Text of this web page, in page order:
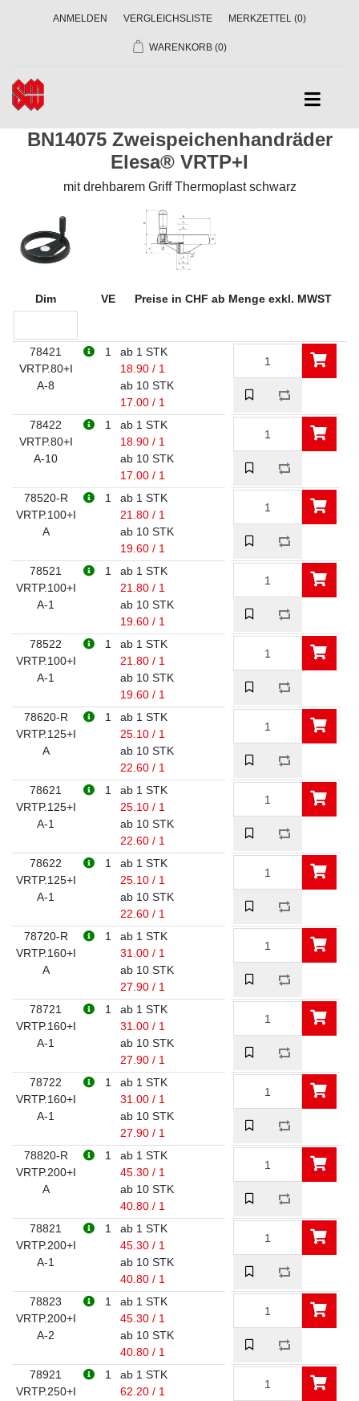
ANMELDEN VERGLEICHSLISTE MERKZETTEL (0)
WARENKORB (0)
BN14075 Zweispeichenhandräder
Elesa® VRTP+I
mit drehbarem Griff Thermoplast schwarz
Dim VE Preise in CHF ab Menge exkl. MWST
78421
VRTP.80+I
A-8
1
ab 1 STK
18.90 / 1
ab 10 STK
17.00 / 1
78422
VRTP.80+I
A-10
1
ab 1 STK
18.90 / 1
ab 10 STK
17.00 / 1
78520-R
VRTP.100+I
A
1
ab 1 STK
21.80 / 1
ab 10 STK
19.60 / 1
78521
VRTP.100+I
A-1
1
ab 1 STK
21.80 / 1
ab 10 STK
19.60 / 1
78522
VRTP.100+I
A-1
1
ab 1 STK
21.80 / 1
ab 10 STK
19.60 / 1
78620-R
VRTP.125+I
A
1
ab 1 STK
25.10 / 1
ab 10 STK
22.60 / 1
78621
VRTP.125+I
A-1
1
ab 1 STK
25.10 / 1
ab 10 STK
22.60 / 1
78622
VRTP.125+I
A-1
1
ab 1 STK
25.10 / 1
ab 10 STK
22.60 / 1
78720-R
VRTP.160+I
A
1
ab 1 STK
31.00 / 1
ab 10 STK
27.90 / 1
78721
VRTP.160+I
A-1
1
ab 1 STK
31.00 / 1
ab 10 STK
27.90 / 1
78722
VRTP.160+I
A-1
1
ab 1 STK
31.00 / 1
ab 10 STK
27.90 / 1
78820-R
VRTP.200+I
A
1
ab 1 STK
45.30 / 1
ab 10 STK
40.80 / 1
78821
VRTP.200+I
A-1
1
ab 1 STK
45.30 / 1
ab 10 STK
40.80 / 1
78823
VRTP.200+I
A-2
1
ab 1 STK
45.30 / 1
ab 10 STK
40.80 / 1
78921
VRTP.250+I
1
ab 1 STK
62.20 / 1